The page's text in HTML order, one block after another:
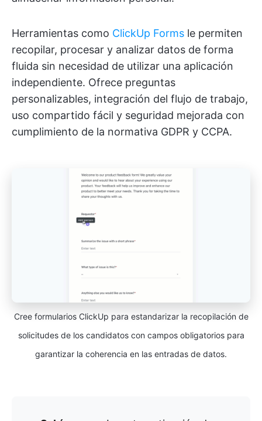
Herramientas como ClickUp Forms le permiten
recopilar, procesar y analizar datos de forma
fluida sin necesidad de utilizar una aplicación
independiente. Ofrece preguntas
personalizables, integración del flujo de trabajo,
uso compartido fácil y seguridad mejorada con
cumplimiento de la normativa GDPR y CCPA.
Cree formularios ClickUp para estandarizar la recopilación de
solicitudes de los candidatos con campos obligatorios para
garantizar la coherencia en las entradas de datos.